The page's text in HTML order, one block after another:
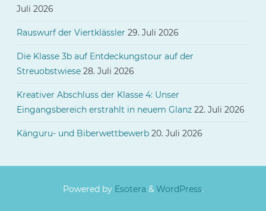
Juli 2026
Rauswurf der Viertklässler 29. Juli 2026
Die Klasse 3b auf Entdeckungstour auf der
Streuobstwiese 28. Juli 2026
Kreativer Abschluss der Klasse 4: Unser
Eingangsbereich erstrahlt in neuem Glanz 22. Juli 2026
Känguru- und Biberwettbewerb 20. Juli 2026
Powered byEsotera & WordPress.